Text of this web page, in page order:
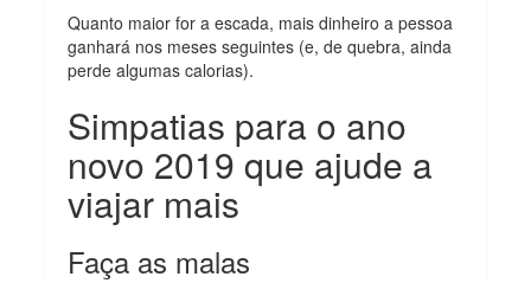
Quanto maior for a escada, mais dinheiro a pessoa
ganhará nos meses seguintes (e, de quebra, ainda
perde algumas calorias).
Simpatias para o ano
novo 2019 que ajude a
viajar mais
Faça as malas